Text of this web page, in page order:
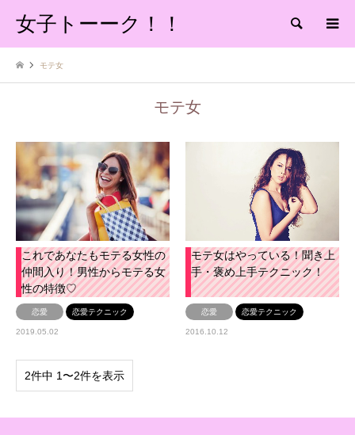
女子トーーク！！ 検索
モテ女
モテ女
これであなたもモテる女性の
仲間入り！男性からモテる女
性の特徴♡
恋愛 恋愛テクニック
2019.05.02
モテ女はやっている！聞き上
手・褒め上手テクニック！
恋愛 恋愛テクニック
2016.10.12
2件中 1〜2件を表示